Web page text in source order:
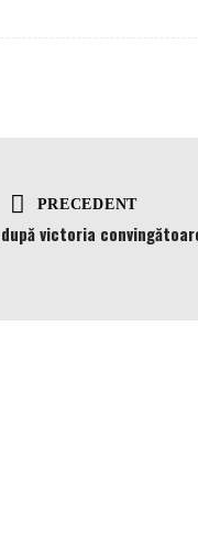
PRECEDENT
victoria